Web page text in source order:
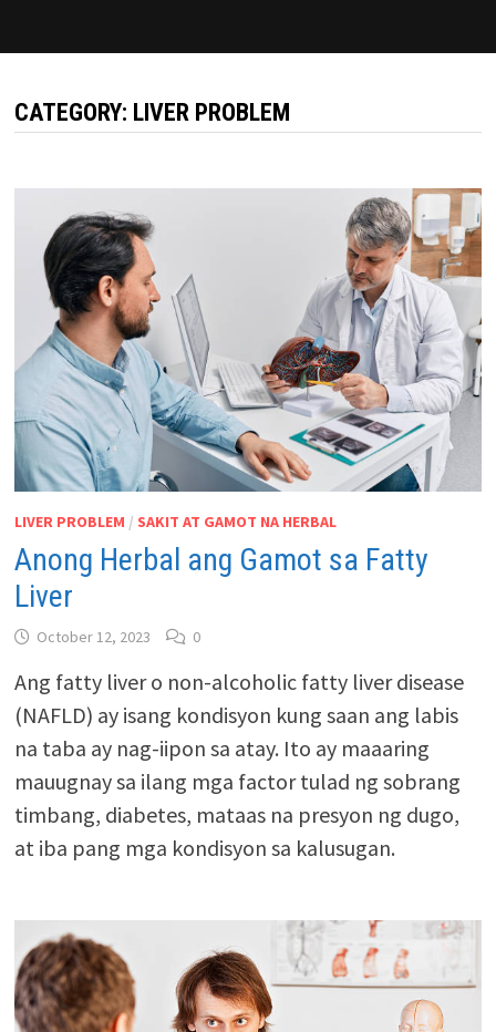
CATEGORY: LIVER PROBLEM
LIVER PROBLEM / SAKIT AT GAMOT NA HERBAL
Anong Herbal ang Gamot sa Fatty
Liver
October 12, 2023 0
Ang fatty liver o non-alcoholic fatty liver disease
(NAFLD) ay isang kondisyon kung saan ang labis
na taba ay nag-iipon sa atay. Ito ay maaaring
mauugnay sa ilang mga factor tulad ng sobrang
timbang, diabetes, mataas na presyon ng dugo,
at iba pang mga kondisyon sa kalusugan.